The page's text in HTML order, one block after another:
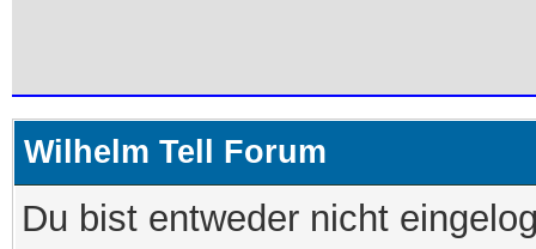
Wilhelm Tell Forum
Du bist entweder nicht